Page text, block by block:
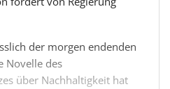
der morgen endenden
Novelle des
über Nachhaltigkeit hat